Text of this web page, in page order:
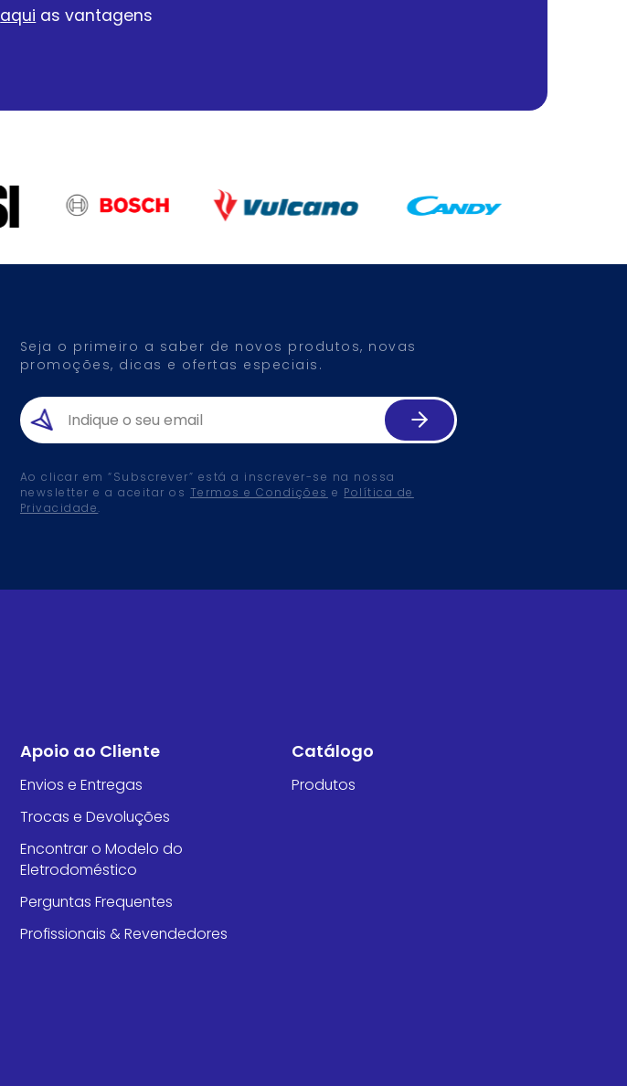
aqui as vantagens
Seja o primeiro a saber de novos produtos, novas
promoções, dicas e ofertas especiais.
Ao clicar em “Subscrever” está a inscrever-se na nossa
newsletter e a aceitar os Termos e Condições e Política de
Privacidade.
Apoio ao Cliente
Envios e Entregas
Trocas e Devoluções
Encontrar o Modelo do
Eletrodoméstico
Perguntas Frequentes
Profissionais & Revendedores
Catálogo
Produtos